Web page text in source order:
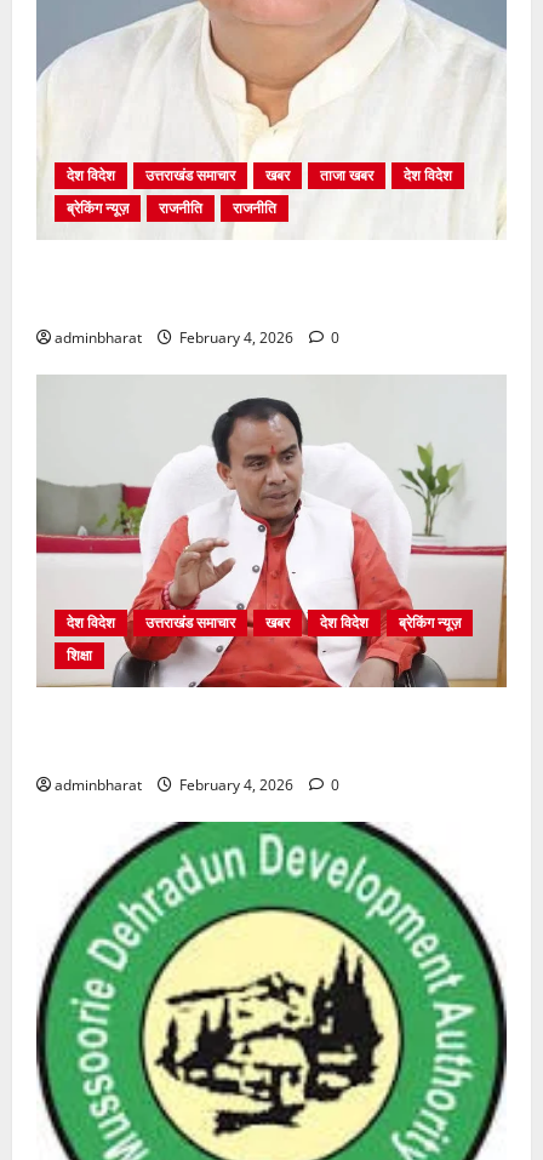
देश विदेश उत्तराखंड समाचार खबर ताजा खबर
देश विदेश
ब्रेकिंग न्यूज़
राजनीति राजनीति
adminbharat February 4, 2026 0
देश विदेश उत्तराखंड समाचार खबर देश विदेश
ब्रेकिंग न्यूज़
शिक्षा
adminbharat February 4, 2026 0